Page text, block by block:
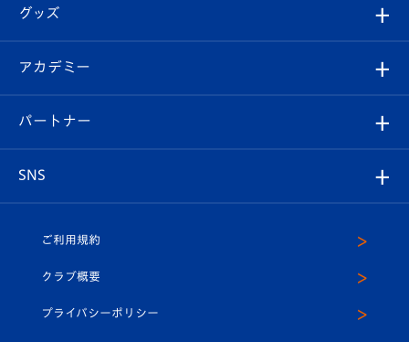
チケット
イベント
メディア
ホームタウン
スタッフプロフィール
マスコット紹介
Revive Team
ヴィヴィくんの長崎おもてなしガイド
フォトギャラリー
スタジアムグルメ
チケット
V-LOVERS（ファンクラブ）
プレイヤーズスイート
グッズ
オンラインショップ
店舗情報
アカデミー
育成からのお知らせ
U-18
パートナー
SNS
ヴィヴィくんインスタグラム
公式LINE＠
ご利用規約
クラブ概要
プライバシーポリシー